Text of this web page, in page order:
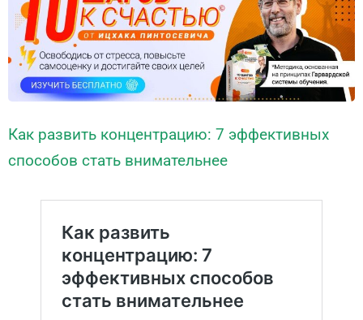
Как развить концентрацию: 7 эффективных
способов стать внимательнее